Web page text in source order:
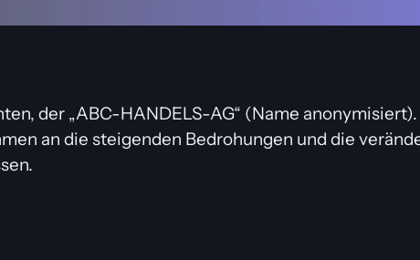
der „ABC-HANDELS-AG“ (Name
an die steigenden Bedrohungen und die